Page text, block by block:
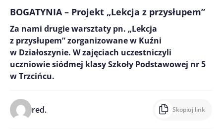
BOGATYNIA – Projekt „Lekcja z przysłupem”
Za nami drugie warsztaty pn. „Lekcja
z przysłupem” zorganizowane w Kuźni
w Działoszynie. W zajęciach uczestniczyli
uczniowie siódmej klasy Szkoły Podstawowej nr 5
w Trzcińcu.
red. Skopiuj link